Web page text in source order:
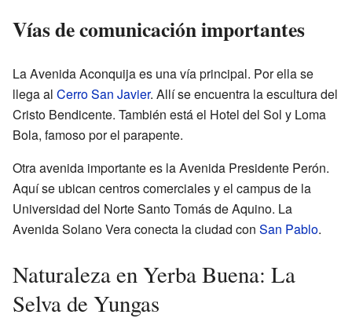
Vías de comunicación importantes
La Avenida Aconquija es una vía principal. Por ella se
llega al Cerro San Javier. Allí se encuentra la escultura del
Cristo Bendicente. También está el Hotel del Sol y Loma
Bola, famoso por el parapente.
Otra avenida importante es la Avenida Presidente Perón.
Aquí se ubican centros comerciales y el campus de la
Universidad del Norte Santo Tomás de Aquino. La
Avenida Solano Vera conecta la ciudad con San Pablo.
Naturaleza en Yerba Buena: La
Selva de Yungas